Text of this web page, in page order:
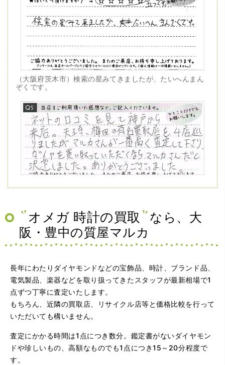
（大阪府茨木市）検索の星みてきましたが、たいへんまん
ぞくです。
（大阪府大阪市）問い合わせから非常に分かり易く、安心
りました。
オメガ 時計の買取
なら、大
阪・豊中の質屋マルカ
長年にわたりダイヤモンドなどの宝飾品、時計、ブランド品、
電気製品、楽器などを取り扱ってきたスタッフが最新相場で1
点ずつ丁寧に査定いたします。
もちろん、近隣の買取店、リサイクル店等と価格比較を行って
いただいても構いません。
査定にかかる時間は1点につき数分。鑑定書がないダイヤモン
ドや珍しいもの、高額なものでも1点につき15～20分程度で
す。